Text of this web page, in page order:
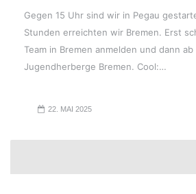
Gegen 15 Uhr sind wir in Pegau
Stunden erreichten wir Bremen. Erst
Team in Bremen anmelden und dann ab
Jugendherberge Bremen. Cool:…
22. MAI 2025